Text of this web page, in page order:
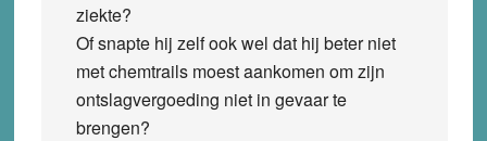
ziekte?
Of snapte hij zelf ook wel dat hij beter niet
met chemtrails moest aankomen om zijn
ontslagvergoeding niet in gevaar te
brengen?